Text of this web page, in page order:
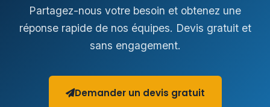
Partagez-nous votre besoin et obtenez une
réponse rapide de nos équipes. Devis gratuit et
sans engagement.
Demander un devis gratuit